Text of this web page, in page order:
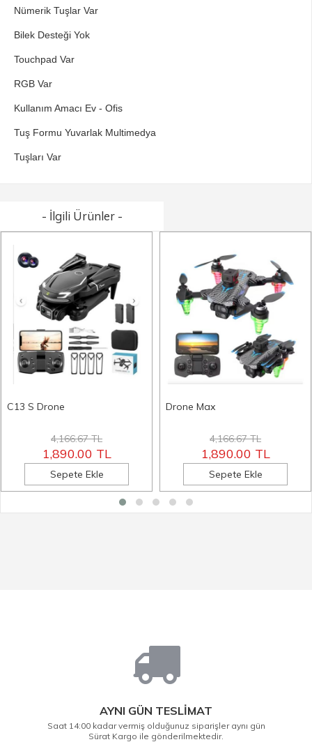
Nümerik Tuşlar Var
Bilek Desteği Yok
Touchpad Var
RGB Var
Kullanım Amacı Ev - Ofis
Tuş Formu Yuvarlak Multimedya
Tuşları Var
- İlgili Ürünler -
C13 S Drone
4,166.67 TL
1,890.00 TL
Sepete Ekle
Drone Max
4,166.67 TL
1,890.00 TL
Sepete Ekle
AYNI GÜN TESLİMAT
Saat 14:00 kadar vermiş olduğunuz siparişler aynı gün
Sürat Kargo ile gönderilmektedir.